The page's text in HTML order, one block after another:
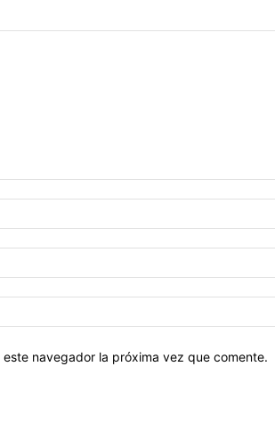
navegador la próxima vez que comente.